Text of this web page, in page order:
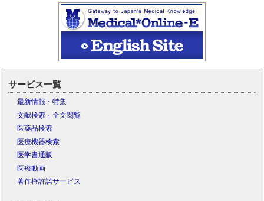
サービス一覧
最新情報・特集
文献検索・全文閲覧
医薬品検索
医療機器検索
医学書通販
医療動画
著作権許諾サービス